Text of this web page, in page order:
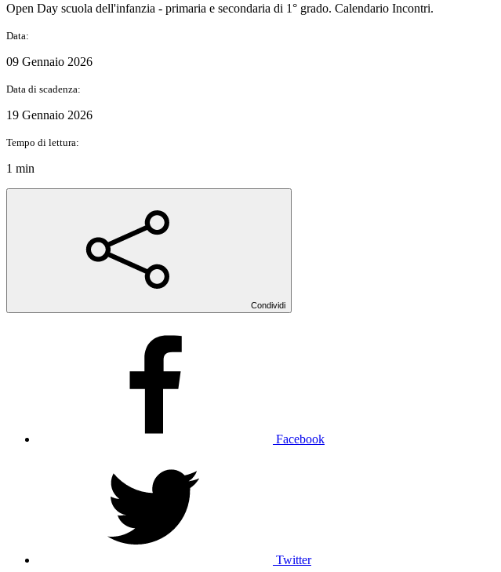
Open Day scuola dell'infanzia - primaria e secondaria di 1° grado. Calendario Incontri.
Data:
09 Gennaio 2026
Data di scadenza:
19 Gennaio 2026
Tempo di lettura:
1 min
Condividi
Facebook
Twitter